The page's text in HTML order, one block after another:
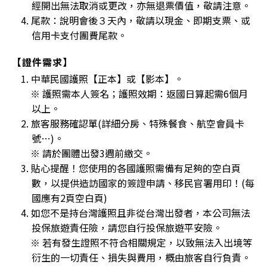
經開出無法取消或更改，亦無退票價值，敬請注意。
4. 尾款：說明會後３天內，敬請以現金、即期支票、或
信用卡支付團費尾款。
【證件需求】
1. 中華民國護照【正本】或【影本】。
※ 護照需本人簽名；護照效期：返國日算起需6個月
以上。
2. 旅客服務確認單(詳細分房、特殊餐食、航空會員卡
號…)。
※ 請於團體出發3週前繳交。
3. 貼心提醒！您使用的各國護照需備有足夠的空白頁
數，以提供造訪國家的簽證申請、移民官署用印！(每
國應有2頁空白頁)
4. 如您不是持台灣護照且非從台灣出發者，本公司無法
投保旅遊責任險，請您自行投保旅遊平安險。
※ 若有發生證照不符合相關規定，以致無法入出境等
衍生的一切責任、損失與費用，概由旅客自行負責。